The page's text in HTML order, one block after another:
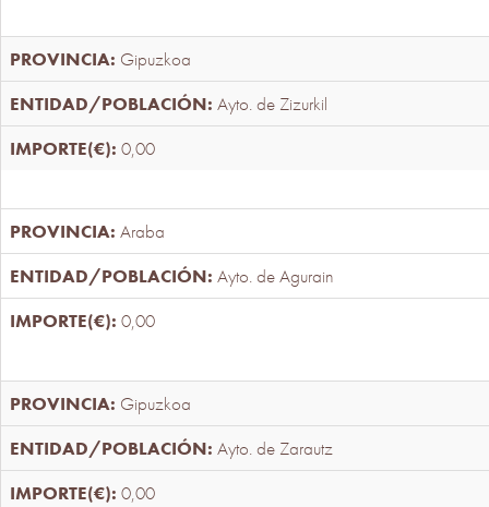
Gipuzkoa
Ayto. de Zizurkil
0,00
Araba
Ayto. de Agurain
0,00
Gipuzkoa
Ayto. de Zarautz
0,00